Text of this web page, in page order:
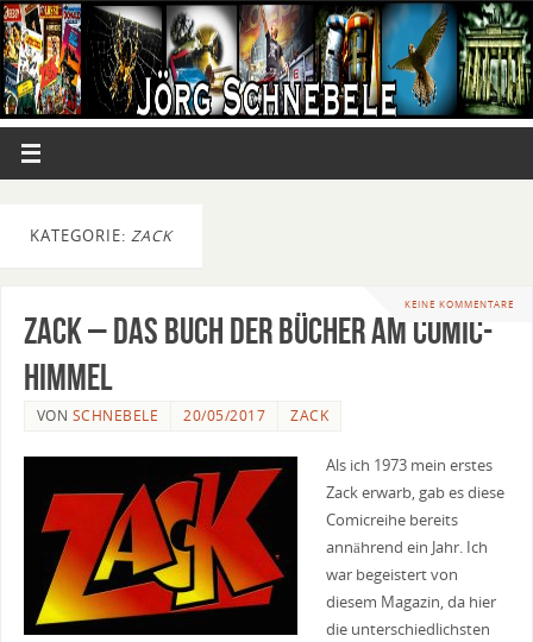
KATEGORIE: ZACK
KEINE KOMMENTARE
Zack – Das Buch der Bücher am Comic-
Himmel
VON SCHNEBELE 20/05/2017 ZACK
Als ich 1973 mein erstes
Zack erwarb, gab es diese
Comicreihe bereits
annährend ein Jahr. Ich
war begeistert von
diesem Magazin, da hier
die unterschiedlichsten